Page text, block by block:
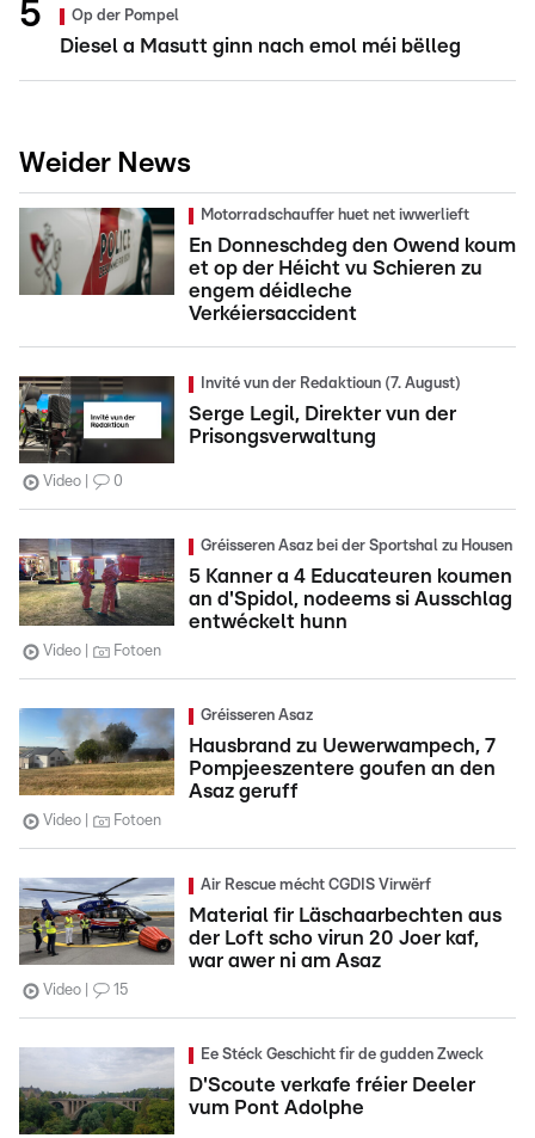
Op der Pompel
Diesel a Masutt ginn nach emol méi bëlleg
Weider News
Motorradschauffer huet net iwwerlieft
En Donneschdeg den Owend koum
et op der Héicht vu Schieren zu
engem déidleche
Verkéiersaccident
Invité vun der Redaktioun (7. August)
Serge Legil, Direkter vun der
Prisongsverwaltung
Video 0
Gréisseren Asaz bei der Sportshal zu Housen
5 Kanner a 4 Educateuren koumen
an d'Spidol, nodeems si Ausschlag
entwéckelt hunn
Video Fotoen
Gréisseren Asaz
Hausbrand zu Uewerwampech, 7
Pompjeeszentere goufen an den
Asaz geruff
Video Fotoen
Air Rescue mécht CGDIS Virwërf
Material fir Läschaarbechten aus
der Loft scho virun 20 Joer kaf,
war awer ni am Asaz
Video 15
Ee Stéck Geschicht fir de gudden Zweck
D'Scoute verkafe fréier Deeler
vum Pont Adolphe